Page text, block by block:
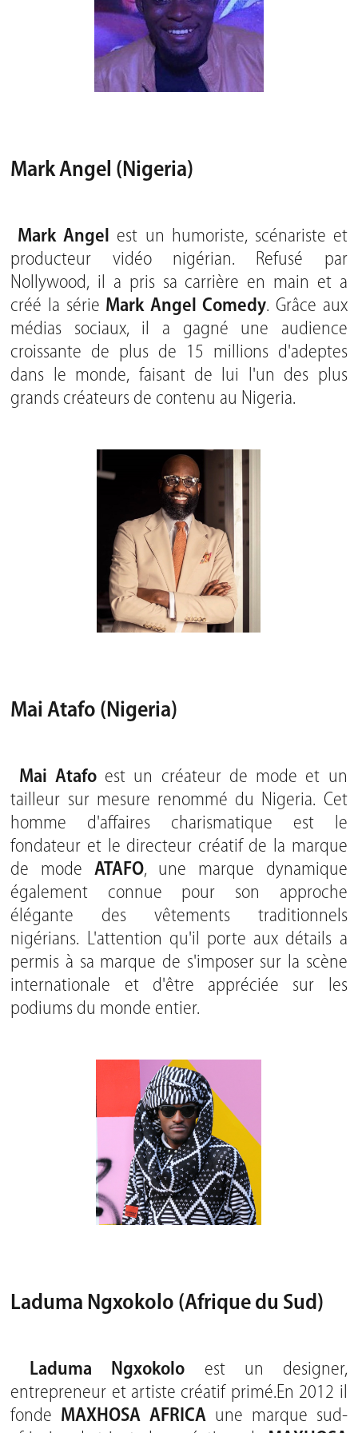
Mark Angel (Nigeria)
Mark Angel
est un humoriste, scénariste et
producteur vidéo nigérian. Refusé par
Nollywood, il a pris sa carrière en main et a
créé la série Mark Angel Comedy. Grâce aux
médias sociaux, il a gagné une audience
croissante de plus de 15 millions d'adeptes
dans le monde, faisant de lui l'un des plus
grands créateurs de contenu au Nigeria.
Mai Atafo (Nigeria)
Mai Atafoest un créateur de mode et un
tailleur sur mesure renommé du Nigeria. Cet
homme d'affaires charismatique est le
fondateur et le directeur créatif de la marque
de mode ATAFO, une marque dynamique
également connue pour son approche
élégante des vêtements traditionnels
nigérians. L'attention qu'il porte aux détails a
permis à sa marque de s'imposer sur la scène
internationale et d'être appréciée sur les
podiums du monde entier.
Laduma Ngxokolo (Afrique du Sud)
Laduma Ngxokolo est un designer,
entrepreneur et artiste créatif primé.En 2012 il
fonde MAXHOSA AFRICA une marque sud-